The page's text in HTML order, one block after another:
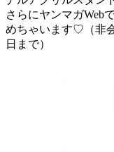
さらにヤンマガWeb
めちゃいます♡（非
日まで）